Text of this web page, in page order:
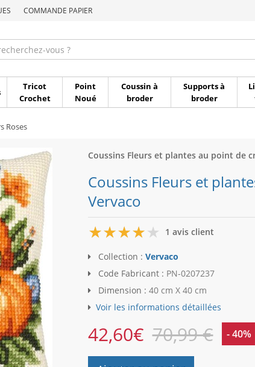
COMMANDE PAPIER
Tricot
Crochet
Point
Noué
Coussin à
broder
Supports à
broder
Roses
Coussins Fleurs et plantes au point de
Coussins Fleurs et
Vervaco
4
1 avis client
Collection : Vervaco
Code Fabricant : PN-0207237
Dimension : 40 cm X 40 cm
Voir les informations détaillées
42,60€ 70,99 € - 40%